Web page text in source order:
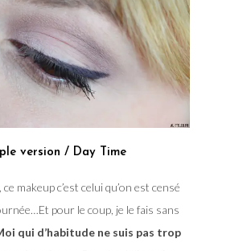
version / Day Time
makeup c’est celui qu’on est censé
pour le coup, je le fais sans
qui d’habitude ne suis pas trop